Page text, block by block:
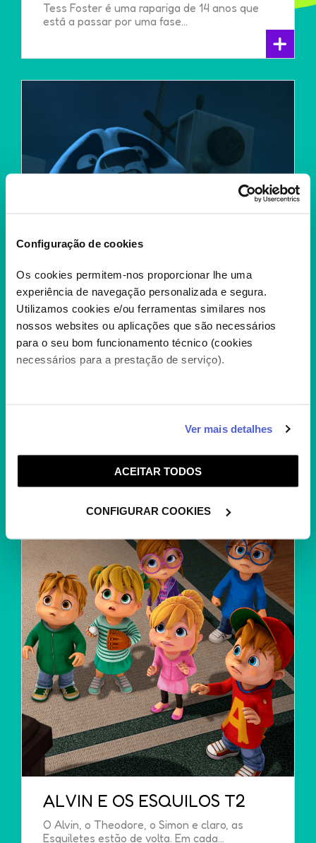
Configuração de cookies
Os cookies permitem-nos proporcionar lhe uma
experiência de navegação personalizada e segura.
Utilizamos cookies e/ou ferramentas similares nos
nossos websites ou aplicações que são necessários
para o seu bom funcionamento técnico (cookies
necessários para a prestação de serviço).
este serviço às suas preferências e apresentar-lhe
funcionalidades (cookies de personalização e
funcionalidade) e adaptar anúncios aos seus interesses
(cookies de publicidade personalizada). Pode gerir a
Cookies".
Ver mais detalhes
ACEITAR TODOS
CONFIGURAR COOKIES
Tess Foster é uma rapariga de 14 anos que
está a passar por uma fase...
+
cavaleira inglesa numa missão para salvar
+
ALVIN E OS ESQUILOS T2
O Alvin, o Theodore, o Simon e claro, as
Esquiletes estão de volta. Em cada...